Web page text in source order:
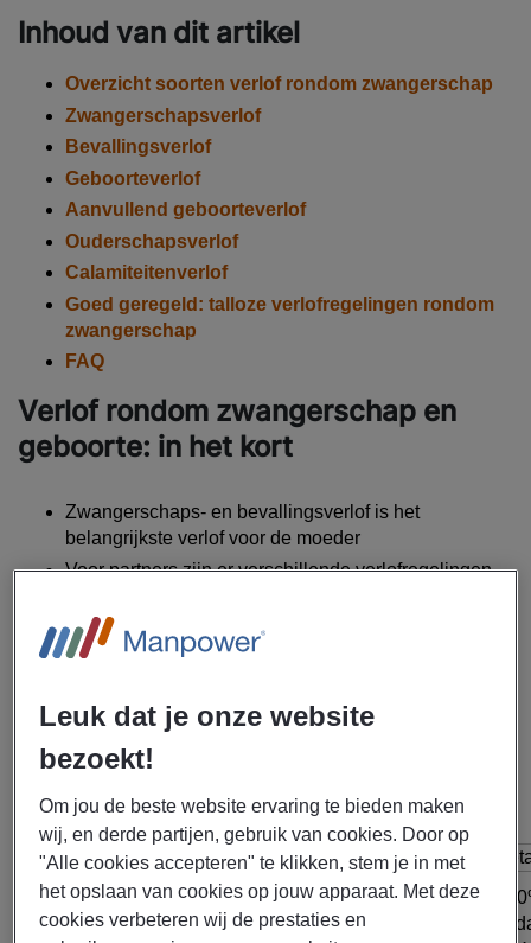
Inhoud van dit artikel
Overzicht soorten verlof rondom zwangerschap
Zwangerschapsverlof
Bevallingsverlof
Geboorteverlof
Aanvullend geboorteverlof
Ouderschapsverlof
Calamiteitenverlof
Goed geregeld: talloze verlofregelingen rondom
zwangerschap
FAQ
Verlof rondom zwangerschap en
geboorte: in het kort
Zwangerschaps- en bevallingsverlof is het
belangrijkste verlof voor de moeder
Voor partners zijn er verschillende verlofregelingen
Ouderschapsverlof is mogelijk tot je kind 8 jaar is
zwangerschap
In het onderstaande overzicht zie je de verschillende
van je kind.
Soort verlof Voor wie Duur
Zwangerschapsverlof Moeder
4-6 weken
je
Leuk dat je onze website
bezoekt!
Om jou de beste website ervaring te bieden maken
wij, en derde partijen, gebruik van cookies. Door op
"Alle cookies accepteren" te klikken, stem je in met
het opslaan van cookies op jouw apparaat. Met deze
cookies verbeteren wij de prestaties en